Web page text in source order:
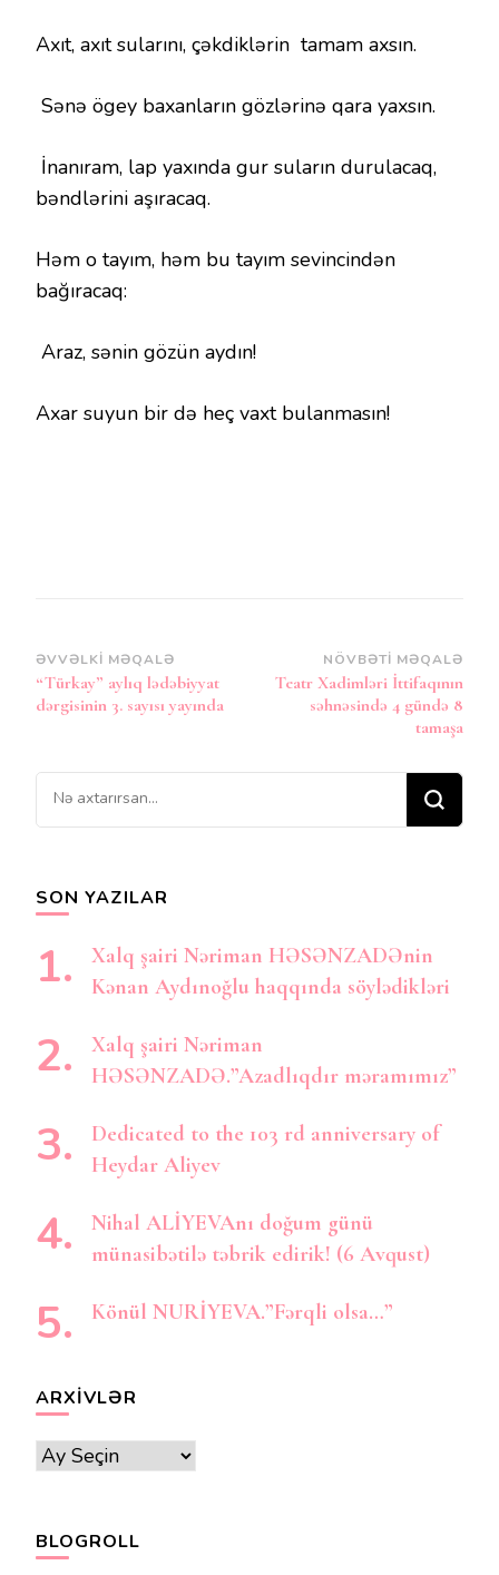
Axıt, axıt sularını, çəkdiklərin tamam axsın.
Sənə ögey baxanların gözlərinə qara yaxsın.
İnanıram, lap yaxında gur suların durulacaq,
bəndlərini aşıracaq.
Həm o tayım, həm bu tayım sevincindən
bağıracaq:
Araz, sənin gözün aydın!
Axar suyun bir də heç vaxt bulanmasın!
Post
Naviqasiya
ƏVVƏLKI MƏQALƏ
“Türkay” aylıq lədəbiyyat
dərgisinin 3. sayısı yayında
NÖVBƏTI MƏQALƏ
Teatr Xadimləri İttifaqının
səhnəsində 4 gündə 8
tamaşa
Bir
şey
SON YAZILAR
Xalq şairi Nəriman HƏSƏNZADƏnin
Kənan Aydınoğlu haqqında söylədikləri
Xalq şairi Nəriman
HƏSƏNZADƏ.”Azadlıqdır məramımız”
Dedicated to the 103 rd anniversary of
Heydar Aliyev
Nihal ALİYEVAnı doğum günü
münasibətilə təbrik edirik! (6 Avqust)
Könül NURİYEVA.”Fərqli olsa…”
ARXIVLƏR
Arxivlər
BLOGROLL